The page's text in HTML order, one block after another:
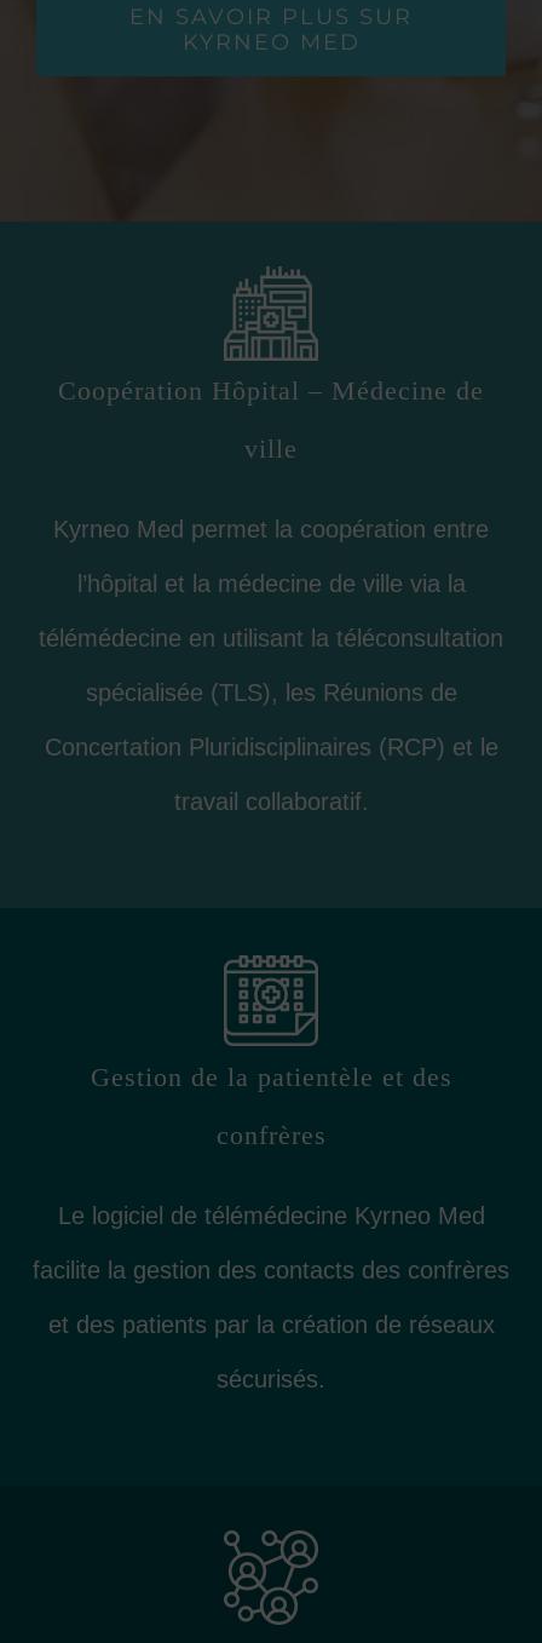
EN SAVOIR PLUS SUR
KYRNEO MED
Coopération Hôpital – Médecine de
ville
Kyrneo Med permet la coopération entre
l’hôpital et la médecine de ville via la
télémédecine en utilisant la téléconsultation
spécialisée (TLS), les Réunions de
Concertation Pluridisciplinaires (RCP) et le
travail collaboratif.
Gestion de la patientèle et des
confrères
Le logiciel de télémédecine Kyrneo Med
facilite la gestion des contacts des confrères
et des patients par la création de réseaux
sécurisés.